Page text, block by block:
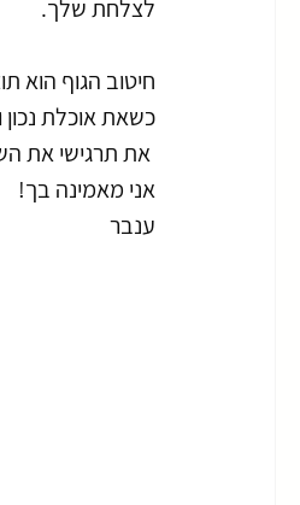
לצלחת שלך.
חיטוב הגוף הוא
כשאת אוכלת
אני מאמינה בך!
ענבר